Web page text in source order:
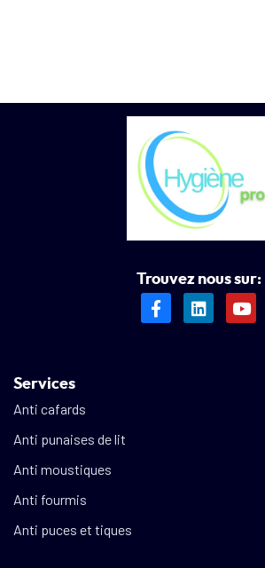
Trouvez nous sur:
Services
Anti cafards
Anti punaises de lit
Anti moustiques
Anti fourmis
Anti puces et tiques